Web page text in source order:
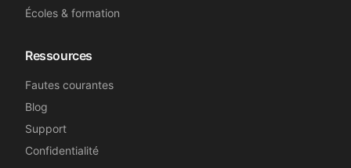
EL
Écoles & formation
Ressources
Fautes courantes
Blog
Support
Confidentialité